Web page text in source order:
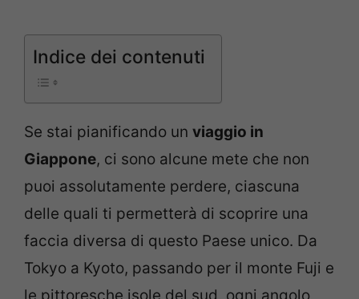
Indice dei contenuti
Se stai pianificando un viaggio in
Giappone, ci sono alcune mete che non
puoi assolutamente perdere, ciascuna
delle quali ti permetterà di scoprire una
faccia diversa di questo Paese unico. Da
Tokyo a Kyoto, passando per il monte Fuji e